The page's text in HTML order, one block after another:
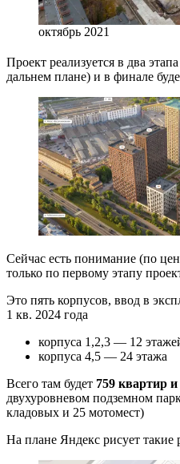
октябрь 2021
Проект реализуется в два
дальнем плане) и в финале
Сейчас есть понимание (по
только по первому этапу
Это пять корпусов, ввод в
1 кв. 2024 года
корпуса 1,2,3 — 12
корпуса 4,5 — 24 этажа
Всего там будет 759 квартир
двухуровневом подземном
кладовых и 25 мотомест)
На плане Яндекс рисует такие